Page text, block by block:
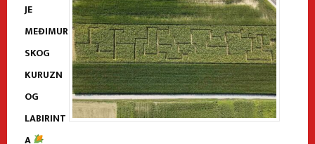
JE
MEĐIMUR
SKOG
KURUZN
OG
LABIRINT
A